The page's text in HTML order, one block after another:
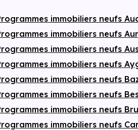
immobiliers neufs
immobiliers neufs
immobiliers neufs
immobiliers neufs
immobiliers neufs
immobiliers neufs
immobiliers neufs
immobiliers neufs